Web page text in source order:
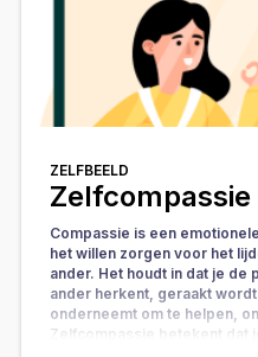
ZELFBEELD
Zelfcompassie
Compassie is een
het willen zorgen voor het
ander. Het houdt in dat je de
ander herkent, geraakt
onderneemt om te helpen,
Zelfcompassie betekent dat